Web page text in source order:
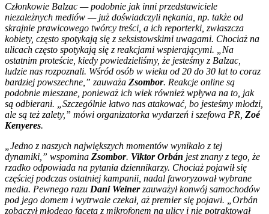
Członkowie Balzac — podobnie jak inni przedstawiciele
niezależnych mediów — już doświadczyli nękania, np. także od
skrajnie prawicowego twórcy treści, a ich reporterki, zwłaszcza
kobiety, często spotykają się z seksistowskimi uwagami. Chociaż na
ulicach często spotykają się z reakcjami wspierającymi. „Na
ostatnim proteście, kiedy powiedzieliśmy, że jesteśmy z Balzac
ludzie nas rozpoznali. Wśród osób w wieku od 20 do 30 lat to coraz
bardziej powszechne,” zauważa Zsombor. Reakcje online są
podobnie mieszane, ponieważ ich wiek również wpływa na to, jak
są odbierani. „Szczególnie łatwo nas atakować, bo jesteśmy młodzi,
ale są też zalety,” mówi organizatorka wydarzeń i szefowa PR, Zoé
Kenyeres.
„Jedno z naszych największych momentów wynikało z tej
dynamiki,” wspomina Zsombor. Viktor Orbán jest znany z tego, że
rzadko odpowiada na pytania dziennikarzy. Chociaż pojawił się
częściej podczas ostatniej kampanii, nadal faworyzował wybrane
media. Pewnego razu Dani Weinerzauważył konwój samochodów
pod jego domem i wytrwale czekał, aż premier się pojawi. „Orbán
zobaczył młodego faceta z mikrofonem na ulicy i nie potraktował